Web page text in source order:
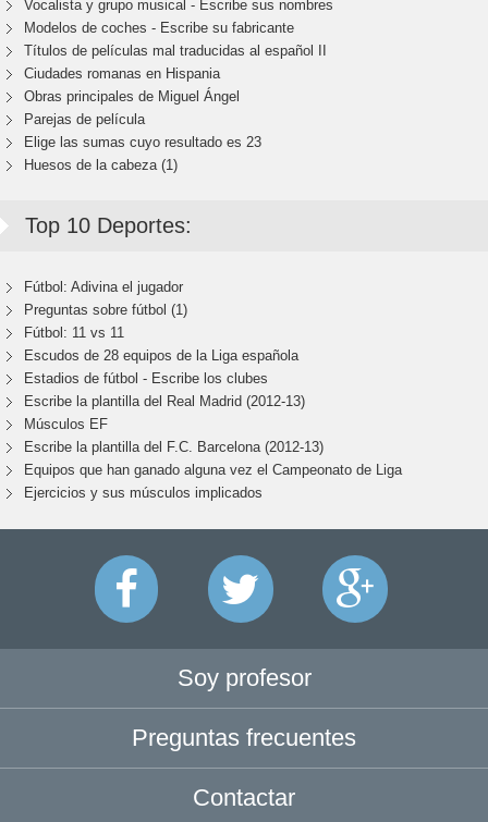
Vocalista y grupo musical - Escribe sus nombres
Modelos de coches - Escribe su fabricante
Títulos de películas mal traducidas al español II
Ciudades romanas en Hispania
Obras principales de Miguel Ángel
Parejas de película
Elige las sumas cuyo resultado es 23
Huesos de la cabeza (1)
Top 10 Deportes:
Fútbol: Adivina el jugador
Preguntas sobre fútbol (1)
Fútbol: 11 vs 11
Escudos de 28 equipos de la Liga española
Estadios de fútbol - Escribe los clubes
Escribe la plantilla del Real Madrid (2012-13)
Músculos EF
Escribe la plantilla del F.C. Barcelona (2012-13)
Equipos que han ganado alguna vez el Campeonato de Liga
Ejercicios y sus músculos implicados
Soy profesor
Preguntas frecuentes
Contactar